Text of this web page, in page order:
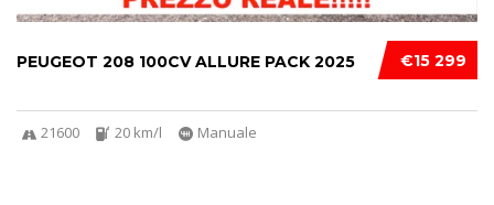
€15 299
PEUGEOT 208 100CV ALLURE PACK 2025
21600 20 km/l Manuale